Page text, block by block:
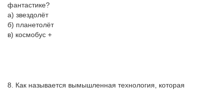
фантастике?
а) звездолёт
б) планетолёт
в) космобус +
8. Как называется вымышленная технология, которая